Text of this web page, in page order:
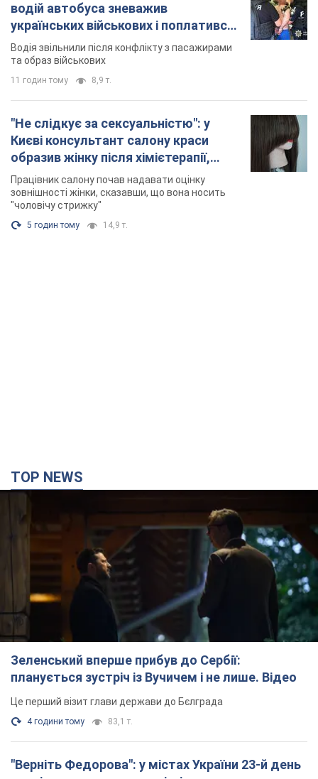
водій автобуса зневажив
українських військових і поплатився.
Відео
Водія звільнили після конфлікту з пасажирами
та образ військових
11 годин тому 8,9 т.
"Не слідкує за сексуальністю": у
Києві консультант салону краси
образив жінку після хімієтерапії,
розгорівся скандал. Фото
Працівник салону почав надавати оцінку
зовнішності жінки, сказавши, що вона носить
"чоловічу стрижку"
5 годин тому 14,9 т.
TOP NEWS
Зеленський вперше прибув до Сербії:
планується зустріч із Вучичем і не лише. Відео
Це перший візит глави держави до Бєлграда
4 години тому 83,1 т.
"Верніть Федорова": у містах України 23-й день